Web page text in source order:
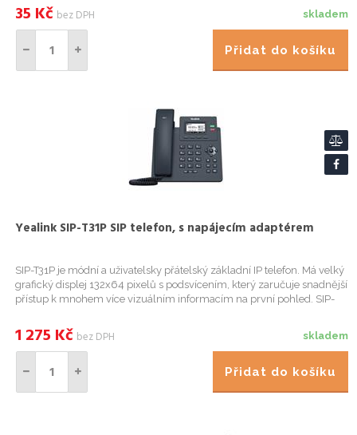
skladem
35 Kč bez DPH
Přidat do košíku
Yealink SIP-T31P SIP telefon, s napájecím adaptérem
SIP-T31P je módní a uživatelsky přátelský základní IP telefon. Má velký
grafický displej 132x64 pixelů s podsvícením, který zaručuje snadnější
přístup k mnohem více vizuálním informacím na první pohled. SIP-
skladem
1 275 Kč bez DPH
Přidat do košíku